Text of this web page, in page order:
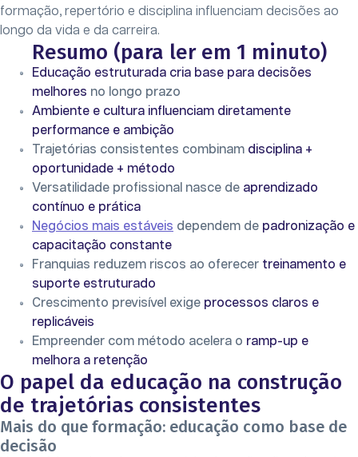
formação, repertório e disciplina influenciam decisões ao
longo da vida e da carreira.
Resumo (para ler em 1 minuto)
Educação estruturada cria base para decisões
melhores no longo prazo
Ambiente e cultura influenciam diretamente
performance e ambição
Trajetórias consistentes combinam disciplina +
oportunidade + método
Versatilidade profissional nasce de aprendizado
contínuo e prática
Negócios mais estáveis dependem de padronização e
capacitação constante
Franquias reduzem riscos ao oferecer treinamento e
suporte estruturado
Crescimento previsível exige processos claros e
replicáveis
Empreender com método acelera o ramp-up e
melhora a retenção
O papel da educação na construção
de trajetórias consistentes
Mais do que formação: educação como base de
decisão